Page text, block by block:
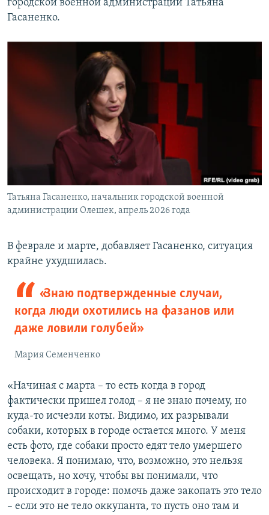
городской военной администрации Татьяна
Гасаненко.
Татьяна Гасаненко, начальник городской военной
администрации Олешек, апрель 2026 года
В феврале и марте, добавляет Гасаненко, ситуация
крайне ухудшилась.
«Знаю подтвержденные случаи,
когда люди охотились на фазанов или
даже ловили голубей»
Мария Семенченко
«Начиная с марта – то есть когда в город
фактически пришел голод – я не знаю почему, но
куда-то исчезли коты. Видимо, их разрывали
собаки, которых в городе остается много. У меня
есть фото, где собаки просто едят тело умершего
человека. Я понимаю, что, возможно, это нельзя
освещать, но хочу, чтобы вы понимали, что
происходит в городе: помочь даже закопать это тело
– если это не тело оккупанта, то пусть оно там и